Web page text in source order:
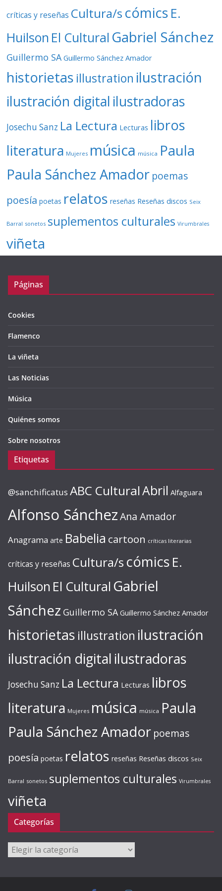
críticas y reseñas Cultura/s cómics E.
Huilson El Cultural Gabriel Sánchez
Guillermo SA Guillermo Sánchez Amador
historietas illustration ilustración
ilustración digital ilustradoras
Josechu Sanz La Lectura Lecturas libros
literatura Mujeres música música Paula
Paula Sánchez Amador poemas
poesía poetas relatos reseñas Reseñas discos Seix
Barral sonetos suplementos culturales Virumbrales
viñeta
Páginas
Cookies
Flamenco
La viñeta
Las Noticias
Música
Quiénes somos
Sobre nosotros
Etiquetas
@sanchificatus ABC CulturalAbril Alfaguara
Alfonso SánchezAna Amador
Anagrama arte Babelia cartoon críticas literarias
críticas y reseñas Cultura/s cómics E.
Huilson El Cultural Gabriel
Sánchez Guillermo SA Guillermo Sánchez Amador
historietas illustration ilustración
ilustración digital ilustradoras
Josechu Sanz La Lectura Lecturas libros
literatura Mujeres música música Paula
Paula Sánchez Amador poemas
poesía poetas relatos reseñas Reseñas discos Seix
Barral sonetos suplementos culturales Virumbrales
viñeta
Categorías
Categorías